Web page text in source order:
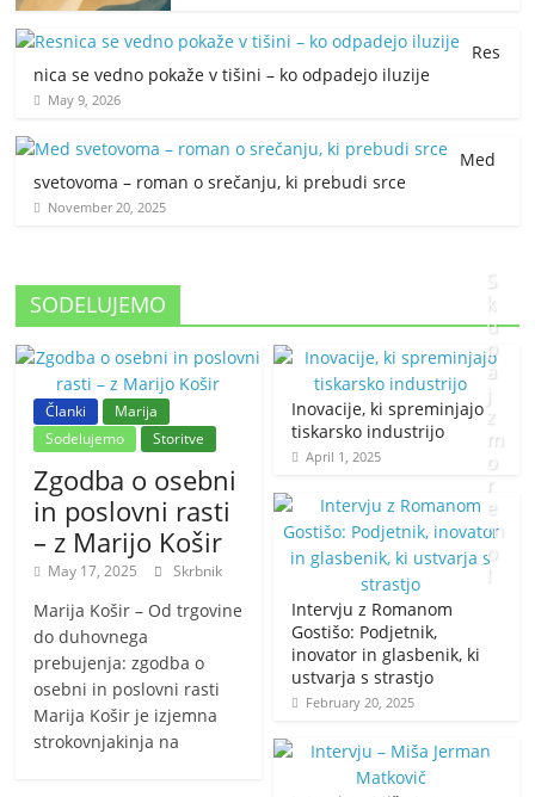
Res
nica se vedno pokaže v tišini – ko odpadejo iluzije
May 9, 2026
Med
svetovoma – roman o srečanju, ki prebudi srce
November 20, 2025
SODELUJEMO
Članki
Marija
Sodelujemo
Storitve
Zgodba o osebni
in poslovni rasti
– z Marijo Košir
May 17, 2025 Skrbnik
Marija Košir – Od trgovine
do duhovnega
prebujenja: zgodba o
osebni in poslovni rasti
Marija Košir je izjemna
strokovnjakinja na
Inovacije, ki spreminjajo
tiskarsko industrijo
April 1, 2025
Intervju z Romanom
Gostišo: Podjetnik,
inovator in glasbenik, ki
ustvarja s strastjo
February 20, 2025
S
k
u
p
a
z
m
o
r
e
m
o
!
r